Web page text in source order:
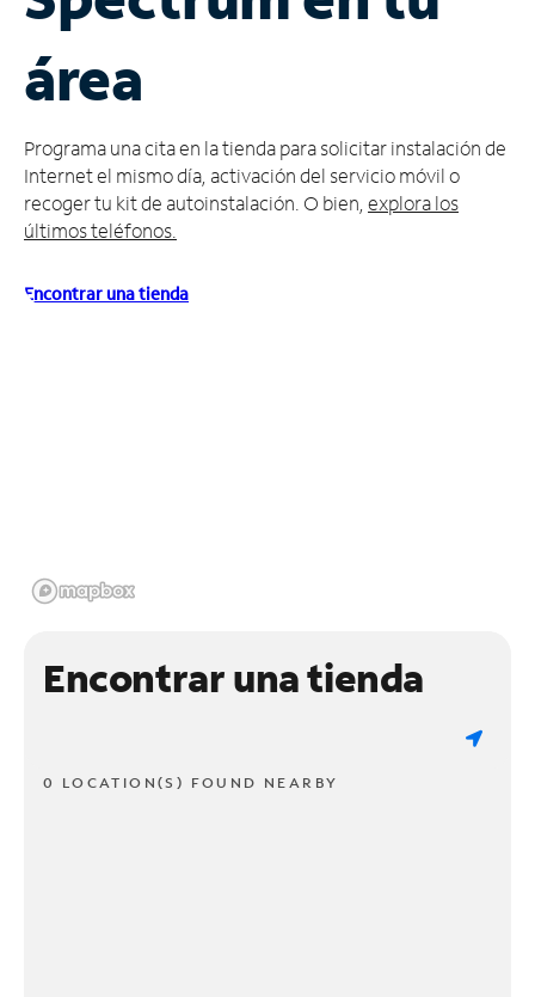
cuenta
Encuentra
tienda
área
Programa una cita en la tienda para solicitar instalación de
Internet el mismo día, activación del servicio móvil o
recoger tu kit de autoinstalación. O bien, explora los
últimos teléfonos.
Encontrar una tienda
Encontrar una tienda
0 LOCATION(S) FOUND NEARBY